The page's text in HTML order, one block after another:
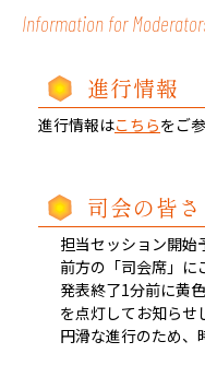
Information for
進行情報
進行情報はこちらをご
司会の皆
担当セッション開始
前方の「司会席」に
発表終了1分前に黄
を点灯してお知らせ
円滑な進行のため、